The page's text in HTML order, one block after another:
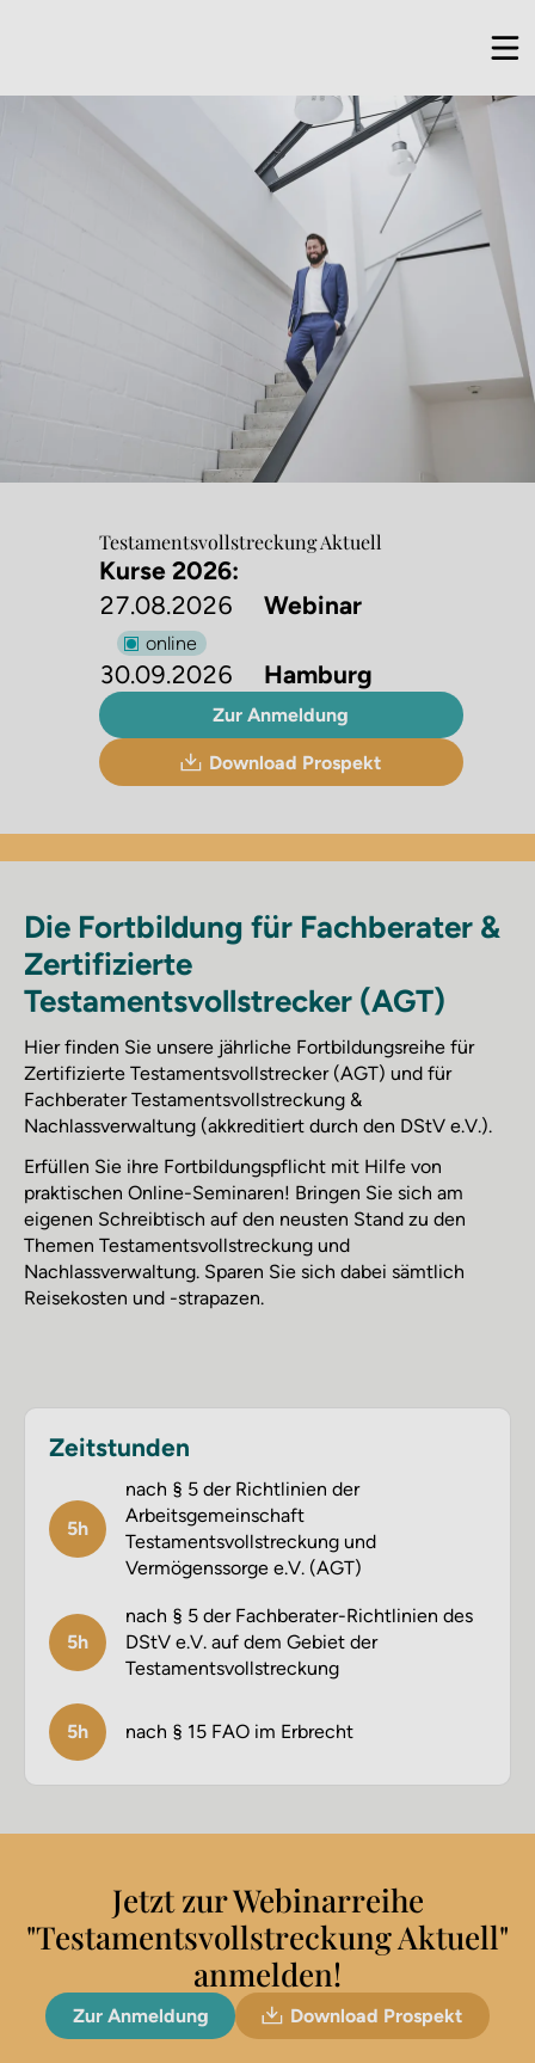
Testaments­vollstreckung Aktuell
Kurse 2026:
27.08.2026
Webinar
online
30.09.2026 Hamburg
Zur Anmeldung
Download Prospekt
Die Fortbildung für Fachberater &
Zertifizierte
Testamentsvollstrecker (AGT)
Hier finden Sie unsere jährliche Fortbildungsreihe für
Zertifizierte Testamentsvollstrecker (AGT) und für
Fachberater Testamentsvollstreckung &
Nachlassverwaltung (akkreditiert durch den DStV e.V.).
Erfüllen Sie ihre Fortbildungspflicht mit Hilfe von
praktischen Online-Seminaren! Bringen Sie sich am
eigenen Schreibtisch auf den neusten Stand zu den
Themen Testamentsvollstreckung und
Nachlassverwaltung. Sparen Sie sich dabei sämtlich
Reisekosten und -strapazen.
Zeitstunden
5h
nach § 5 der Richtlinien der
Arbeitsgemeinschaft
Testamentsvollstreckung und
Vermögenssorge e.V. (AGT)
5h
nach § 5 der Fachberater-Richtlinien des
DStV e.V. auf dem Gebiet der
Testamentsvollstreckung
5h nach § 15 FAO im Erbrecht
Jetzt zur Webinarreihe
"Testamentsvollstreckung Aktuell"
anmelden!
Zur Anmeldung Download Prospekt